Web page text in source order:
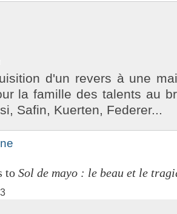
d'un re­v­ers à une
la famil­le des talents au
Safin, Kuert­en, Feder­er...
to Sol de mayo : le beau et le
3